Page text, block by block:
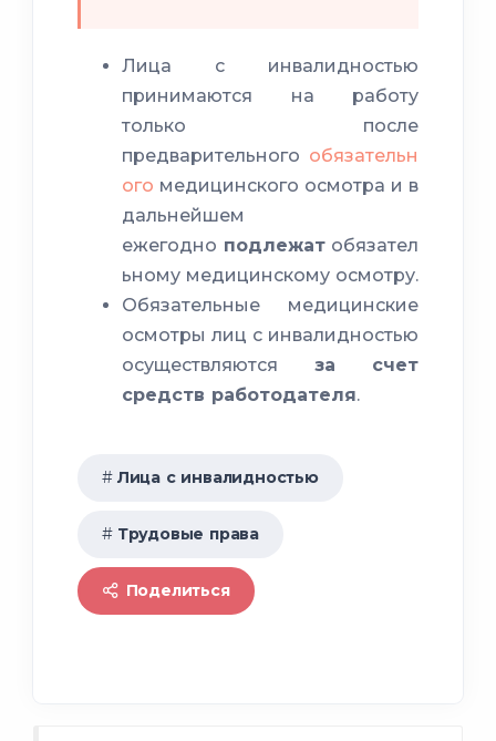
Лица с инвалидностью
принимаются на работу
только после
предварительного обязательн
ого медицинского осмотра и в
дальнейшем
ежегодно подлежатобязател
ьному медицинскому осмотру.
Обязательные медицинские
осмотры лиц с инвалидностью
осуществляются за счет
средств работодателя.
Лица с инвалидностью
Трудовые права
Поделиться